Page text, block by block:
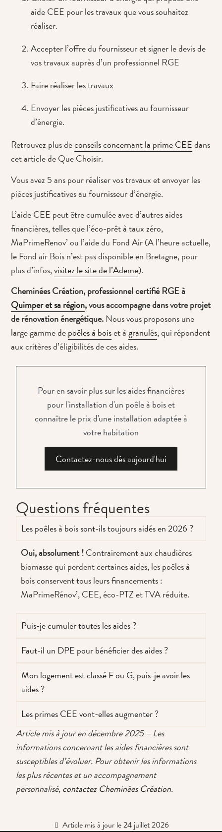
aide CEE pour les travaux que vous souhaitez
réaliser.
Accepter l’offre du fournisseur et signer le devis de
vos travaux auprès d’un professionnel RGE
Faire réaliser les travaux
Envoyer les pièces justificatives au fournisseur
d’énergie.
Retrouvez plus deconseils concernant la prime CEEdans
cet article de Que Choisir.
Vous avez 5 ans pour réaliser vos travaux et envoyer les
pièces justificatives au fournisseur d’énergie.
L’aide CEE peut être cumulée avec d’autres aides
financières, telles que l’éco-prêt à taux zéro,
MaPrimeRenov’ ou l’aide du Fond Air (A l’heure actuelle,
le Fond air Bois n’est pas disponible en Bretagne, pour
plus d’infos,visitez le site de l’Ademe).
Cheminées Création, professionnel certifié RGE à
Quimper et sa région, vous accompagne dans votre projet
de rénovation énergétique.Nous vous proposons une
large gamme depoêles à boiset àgranulés, qui répondent
aux critères d’éligibilités de ces aides.
Pour en savoir plus sur les aides financières
pour l'installation d'un poêle à bois et
connaître le prix d'une installation adaptée à
votre habitation
Contactez-nous dès aujourd'hui
Questions fréquentes
Les poêles à bois sont-ils toujours aidés en 2026 ?
Oui, absolument !Contrairement aux chaudières
biomasse qui perdent certaines aides, les poêles à
bois conservent tous leurs financements :
MaPrimeRénov’, CEE, éco-PTZ et TVA réduite.
Puis-je cumuler toutes les aides ?
Faut-il un DPE pour bénéficier des aides ?
Mon logement est classé F ou G, puis-je avoir les
aides ?
Les primes CEE vont-elles augmenter ?
Article mis à jour en décembre 2025 – Les
informations concernant les aides financières sont
susceptibles d’évoluer. Pour obtenir les informations
les plus récentes et un accompagnement
personnalisé,contactez Cheminées Création.
Article mis à jour le 24 juillet 2026